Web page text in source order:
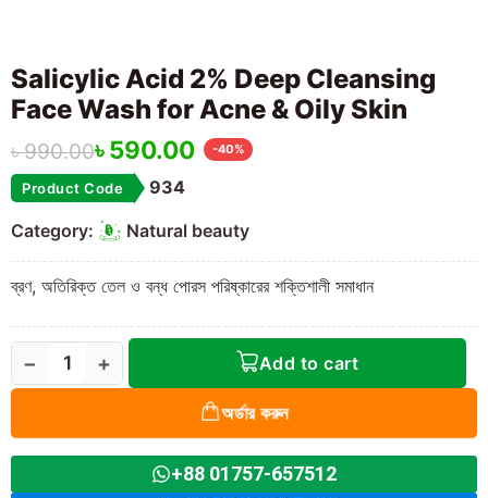
Salicylic Acid 2% Deep Cleansing
Face Wash for Acne & Oily Skin
৳990.00৳590.00 -40%
Product Code 934
Category: Natural beauty
ব্রণ, অতিরিক্ত তেল ও বন্ধ পোরস পরিষ্কারের শক্তিশালী সমাধান
− + Add to cart
অর্ডার করুন
+88 01757-657512